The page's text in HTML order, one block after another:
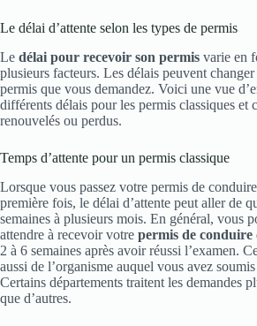
Le délai d’attente selon les types de permis
Le délai pour recevoir son permis varie en
plusieurs facteurs. Les délais peuvent
permis que vous demandez. Voici une vue
différents délais pour les permis classiques et
renouvelés ou perdus.
Temps d’attente pour un permis classique
Lorsque vous passez votre permis de
première fois, le délai d’attente peut aller de
semaines à plusieurs mois. En général, vous
attendre à recevoir votre permis de conduire
2 à 6 semaines après avoir réussi l’examen.
aussi de l’organisme auquel vous avez
Certains départements traitent les demandes
que d’autres.